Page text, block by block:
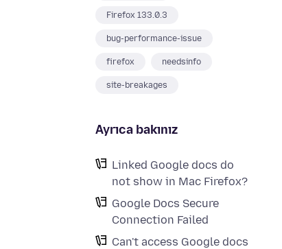
Firefox 133.0.3
bug-performance-issue
firefox needsinfo
site-breakages
Ayrıca bakınız
Linked Google docs do
not show in Mac Firefox?
Google Docs Secure
Connection Failed
Can't access Google docs